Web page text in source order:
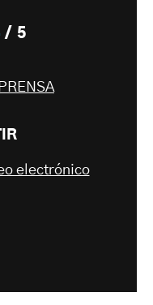
5
electrónico